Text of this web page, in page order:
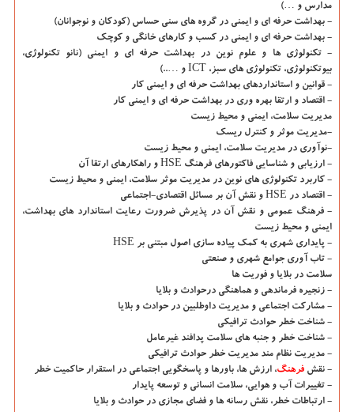
مدارس و …)
- بهداشت حرفه ای و ایمنی در گروه های سنی حساس (كودكان و نوجوانان)
- بهداشت حرفه ای و ایمنی در كسب و كارهای خانگی و كوچك
- تكنولوژی ها و علوم نوین در بهداشت حرفه ای و ایمنی (نانو تكنولوژی،
بیوتكنولوژی، تكنولوژی های سبز، ICT و …..)
- قوانین و استانداردهای بهداشت حرفه ای و ایمنی كار
- اقتصاد و ارتقا بهره وری در بهداشت حرفه ای و ایمنی كار
مدیریت سلامت، ایمنی و محیط زیست
-مدیریت موثر و كنترل ریسك
-نوآوری در مدیریت سلامت، ایمنی و محیط زیست
- ارزیابی و شناسایی فاكتورهای فرهنگ HSE و راهكارهای ارتقا آن
- كاربرد تكنولوژی های نوین در مدیریت موثر سلامت، ایمنی و محیط زیست
- اقتصاد در HSE و نقش آن بر مسائل اقتصادی-اجتماعی
- فرهنگ عمومی و نقش آن در پذیرش ضرورت رعایت استاندارد های بهداشت،
ایمنی و محیط زیست
- پایداری شهری به كمك پیاده سازی اصول مبتنی بر HSE
- تاب آوری جوامع شهری و صنعتی
سلامت در بلایا و فوریت ها
- زنجیره فرماندهی و هماهنگی درحوادث و بلایا
- مشاركت اجتماعی و مدیریت داوطلبین در حوادث و بلایا
- شناخت خطر حوادث ترافیكی
- شناخت خطر و جنبه های سلامت پدافند غیرعامل
- مدیریت نظام مند مدیریت خطر حوادث ترافیكی
- نقش فرهنگ، ارزش ها، باورها و پاسخگویی اجتماعی در استقرار حاكمیت خطر
- تغییرات آب و هوایی، سلامت انسانی و توسعه پایدار
- ارتباطات خطر، نقش رسانه ها و فضای مجازی در حوادث و بلایا